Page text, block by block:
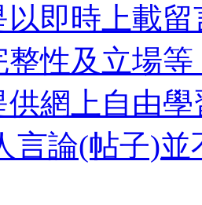
即時上載
性及立場
網上自由
言論(帖子)